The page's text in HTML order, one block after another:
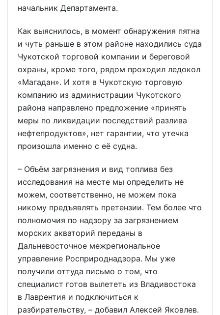
начальник Департамента.
Как выяснилось, в момент обнаружения пятна
и чуть раньше в этом районе находились суда
Чукотской торговой компании и береговой
охраны, кроме того, рядом проходил ледокол
«Магадан». И хотя в Чукотскую торговую
компанию из администрации Чукотского
района направлено предложение «принять
меры по ликвидации последствий разлива
нефтепродуктов», нет гарантии, что утечка
произошла именно с её судна.
– Объём загрязнения и вид топлива без
исследования на месте мы определить не
можем, соответственно, не можем пока
никому предъявлять претензии. Тем более что
полномочия по надзору за загрязнением
морских акваторий переданы в
Дальневосточное межрегиональное
управление Росприроднадзора. Мы уже
получили оттуда письмо о том, что
специалист готов вылететь из Владивостока
в Лаврентия и подключиться к
разбирательству, – добавил Алексей Яковлев.